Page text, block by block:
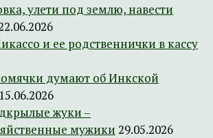
улети под землю, навести
и ее родственнички в кассу
думают об Инкской
15.06.2026
жуки –
мужики 29.05.2026